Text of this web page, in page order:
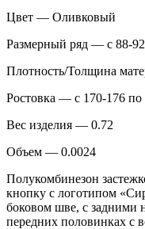
Цвет — Оливковый
Размерный ряд — с 88-
Плотность/Толщина
Ростовка — с 170-176 по
Вес изделия — 0.72
Объем — 0.0024
Полукомбинезон
кнопку с логотипом
боковом шве, с задними
передних половинках с